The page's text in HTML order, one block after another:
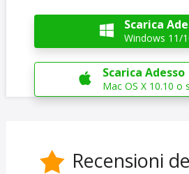
 Scarica
Windows 11/
 Scarica Adesso
Mac OS X 10.10 o
 Recensioni